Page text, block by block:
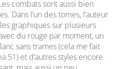
combats sont aussi bien
Dans l’un des tomes, l’auteur
graphiques sur plusieurs
du rouge par moment, un
sans trames (cela me fait
51) et d’autres styles encore.